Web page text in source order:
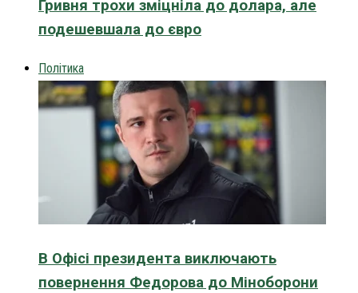
Гривня трохи зміцніла до долара, але
подешевшала до євро
Політика
В Офісі президента виключають
повернення Федорова до Міноборони